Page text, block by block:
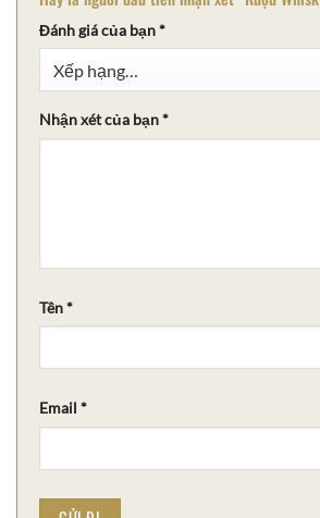
Đánh giá của bạn*
Nhận xét của bạn*
Tên*
Email *